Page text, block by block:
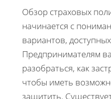
Обзор страховых
начинается с
вариантов,
Предпринимателям
разобраться, как
чтобы иметь
защитить.